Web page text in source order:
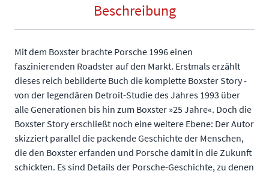
Beschreibung
Mit dem Boxster brachte Porsche 1996 einen
faszinierenden Roadster auf den Markt. Erstmals erzählt
dieses reich bebilderte Buch die komplette Boxster Story -
von der legendären Detroit-Studie des Jahres 1993 über
alle Generationen bis hin zum Boxster »25 Jahre«. Doch die
Boxster Story erschließt noch eine weitere Ebene: Der Autor
skizziert parallel die packende Geschichte der Menschen,
die den Boxster erfanden und Porsche damit in die Zukunft
schickten. Es sind Details der Porsche-Geschichte, zu denen